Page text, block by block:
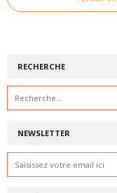
NEWSLETTER
RECHERCHE